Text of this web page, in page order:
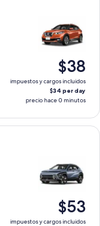
$38
impuestos y cargos incluidos
$34 per day
precio hace 0 minutos
$53
impuestos y cargos incluidos